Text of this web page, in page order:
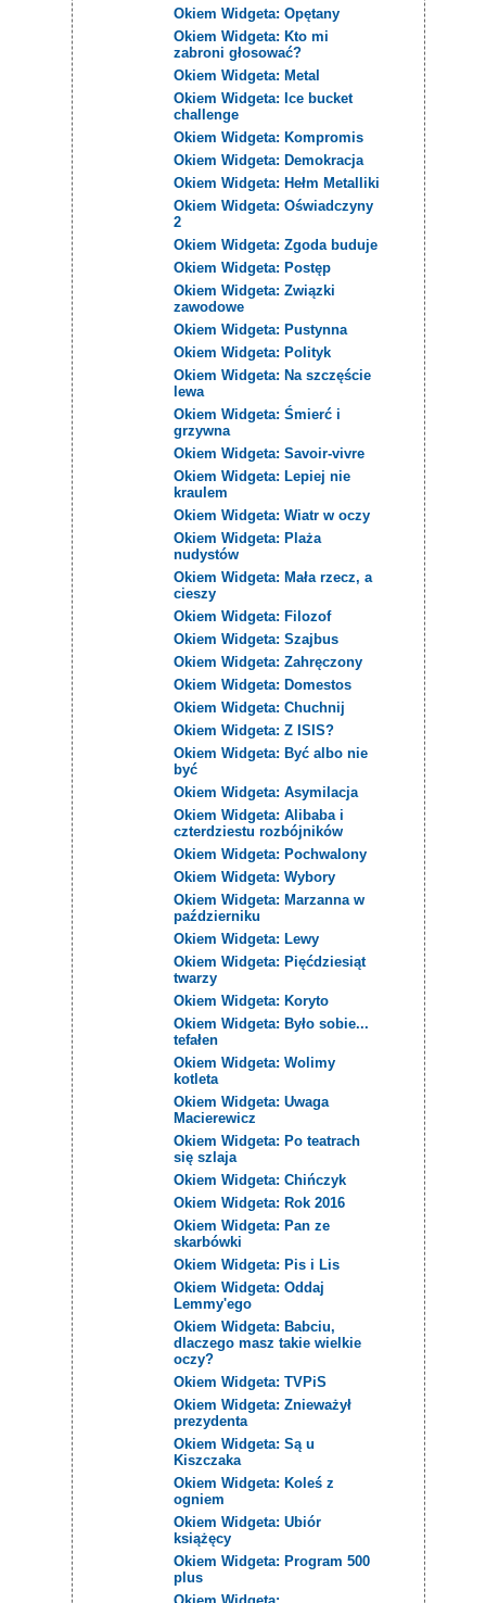
Okiem Widgeta: Opętany
Okiem Widgeta: Kto mi
zabroni głosować?
Okiem Widgeta: Metal
Okiem Widgeta: Ice bucket
challenge
Okiem Widgeta: Kompromis
Okiem Widgeta: Demokracja
Okiem Widgeta: Hełm Metalliki
Okiem Widgeta: Oświadczyny
2
Okiem Widgeta: Zgoda buduje
Okiem Widgeta: Postęp
Okiem Widgeta: Związki
zawodowe
Okiem Widgeta: Pustynna
Okiem Widgeta: Polityk
Okiem Widgeta: Na szczęście
lewa
Okiem Widgeta: Śmierć i
grzywna
Okiem Widgeta: Savoir-vivre
Okiem Widgeta: Lepiej nie
kraulem
Okiem Widgeta: Wiatr w oczy
Okiem Widgeta: Plaża
nudystów
Okiem Widgeta: Mała rzecz, a
cieszy
Okiem Widgeta: Filozof
Okiem Widgeta: Szajbus
Okiem Widgeta: Zahręczony
Okiem Widgeta: Domestos
Okiem Widgeta: Chuchnij
Okiem Widgeta: Z ISIS?
Okiem Widgeta: Być albo nie
być
Okiem Widgeta: Asymilacja
Okiem Widgeta: Alibaba i
czterdziestu rozbójników
Okiem Widgeta: Pochwalony
Okiem Widgeta: Wybory
Okiem Widgeta: Marzanna w
październiku
Okiem Widgeta: Lewy
Okiem Widgeta: Pięćdziesiąt
twarzy
Okiem Widgeta: Koryto
Okiem Widgeta: Było sobie...
tefałen
Okiem Widgeta: Wolimy
kotleta
Okiem Widgeta: Uwaga
Macierewicz
Okiem Widgeta: Po teatrach
się szlaja
Okiem Widgeta: Chińczyk
Okiem Widgeta: Rok 2016
Okiem Widgeta: Pan ze
skarbówki
Okiem Widgeta: Pis i Lis
Okiem Widgeta: Oddaj
Lemmy'ego
Okiem Widgeta: Babciu,
dlaczego masz takie wielkie
oczy?
Okiem Widgeta: TVPiS
Okiem Widgeta: Znieważył
prezydenta
Okiem Widgeta: Są u
Kiszczaka
Okiem Widgeta: Koleś z
ogniem
Okiem Widgeta: Ubiór
książęcy
Okiem Widgeta: Program 500
plus